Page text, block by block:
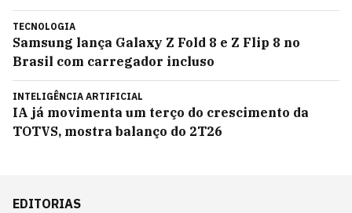
TECNOLOGIA
Samsung lança Galaxy Z Fold 8 e Z Flip 8 no
Brasil com carregador incluso
INTELIGÊNCIA ARTIFICIAL
IA já movimenta um terço do crescimento da
TOTVS, mostra balanço do 2T26
EDITORIAS